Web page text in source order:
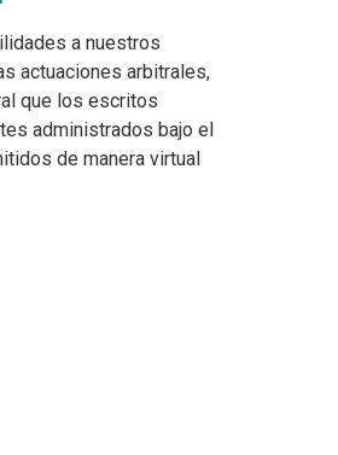
a nuestros
actuaciones arbitrales,
que los escritos
administrados bajo el
de manera virtual